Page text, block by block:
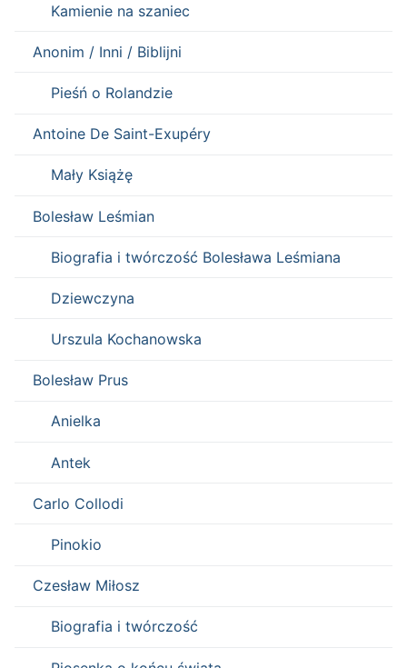
Kamienie na szaniec
Anonim / Inni / Biblijni
Pieśń o Rolandzie
Antoine De Saint-Exupéry
Mały Książę
Bolesław Leśmian
Biografia i twórczość Bolesława Leśmiana
Dziewczyna
Urszula Kochanowska
Bolesław Prus
Anielka
Antek
Carlo Collodi
Pinokio
Czesław Miłosz
Biografia i twórczość